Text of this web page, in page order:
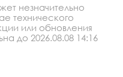
незначительно
технического
или обновления
до 2026.08.08 14:16